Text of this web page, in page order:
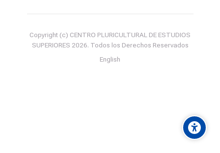
Copyright (c) CENTRO PLURICULTURAL DE ESTUDIOS
SUPERIORES 2026. Todos los Derechos Reservados
English